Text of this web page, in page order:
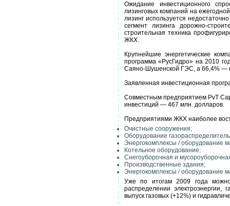
Ожидание инвестиционного
лизинговых компаний на
лизинг используется
сегмент лизинга дорожно-
строительная техника
ЖКХ.
Крупнейшие энергетические
программа «РусГидро» на 2010
Саяно-Шушенской ГЭС, а 66,4% —
Заявленная инвестиционная
Совместным предприятием PvT
инвестиций — 467 млн. долларов.
Предприятиями ЖКХ наиболее
Очистные сооружения;
Оборудование
Энергокомплексы / оборудование
Котельное оборудование;
Снегоуборочная и
Производственные здания;
Энергокомплексы / оборудование
Уже по итогам 2009 года можно
распределении
выпуск газовых (+12%) и